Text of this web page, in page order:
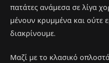
πατάτες ανάμεσα σε λίγα
μένουν κρυμμένα και ούτε
διακρίνουμε.
Μαζί με το κλασικό